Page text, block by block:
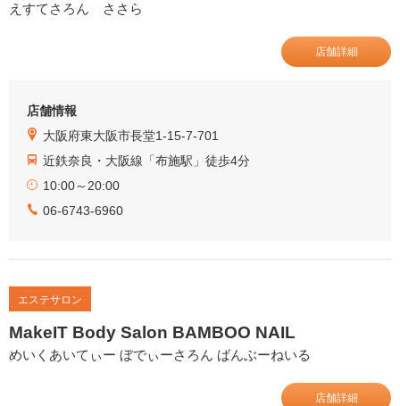
えすてさろん ささら
店舗詳細
店舗情報
大阪府東大阪市長堂1-15-7-701
近鉄奈良・大阪線「布施駅」徒歩4分
10:00～20:00
06-6743-6960
エステサロン
MakeIT Body Salon BAMBOO NAIL
めいくあいてぃー ぼでぃーさろん ばんぶーねいる
店舗詳細